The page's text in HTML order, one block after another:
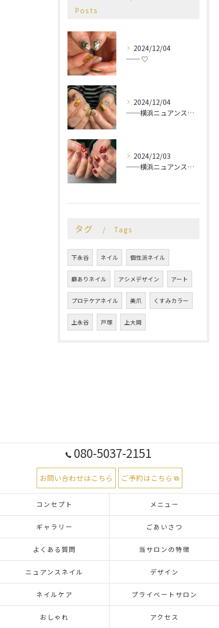
Posts
2024/12/04
── ♡
2024/12/04
──横浜ニュアンスネイルサロン♡
2024/12/03
──横浜ニュアンスネイルサロン♡
タグ Tags
下永谷 ネイル 個性派ネイル
癖ありネイル アシメデザイン アート
プロテケアネイル 美爪 くすみカラー
上永谷 戸塚 上大岡
080-5037-2151
お問い合わせはこちら ご予約はこちら
コンセプト メニュー
ギャラリー ごあいさつ
よくある質問 当サロンの特徴
ニュアンスネイル デザイン
ネイルケア プライベートサロン
おしゃれ アクセス